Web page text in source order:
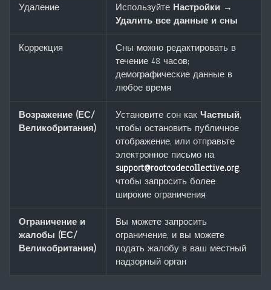
Удаление Используйте Настройки →
Удалить все данные и сны
Коррекция
Сны можно редактировать в
течение 48 часов;
демографические данные в
любое время
Возражение (ЕС/
Великобритания)
Установите сон какЧастный,
чтобы остановить публичное
отображение, или отправьте
электронное письмо на
support@rootcodecollective.org,
чтобы запросить более
широкие ограничения
Ограничение и
жалобы (ЕС/
Великобритания)
Вы можете запросить
ограничение, и вы можете
подать жалобу в ваш местный
надзорный орган